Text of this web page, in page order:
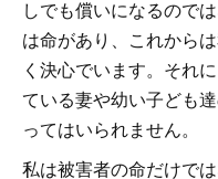
しでも償いになるので
は命があり、これから
く決心でいます。それ
ている妻や幼い子ども
ってはいられません。
私は被害者の命だけで